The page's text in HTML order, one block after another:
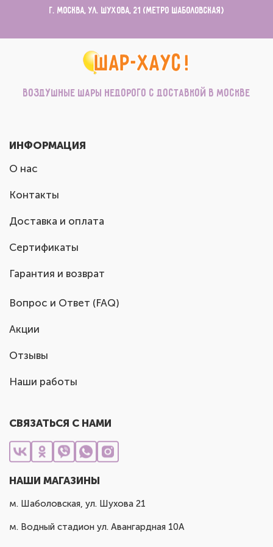
г. Москва, ул. Шухова, 21 (метро Шаболовская)
Воздушные шары недорого с доставкой в Москве
ИНФОРМАЦИЯ
О нас
Контакты
Доставка и оплата
Сертификаты
Гарантия и возврат
Вопрос и Ответ (FAQ)
Акции
Отзывы
Наши работы
СВЯЗАТЬСЯ С НАМИ
НАШИ МАГАЗИНЫ
м. Шаболовская, ул. Шухова 21
м. Водный стадион ул. Авангардная 10А